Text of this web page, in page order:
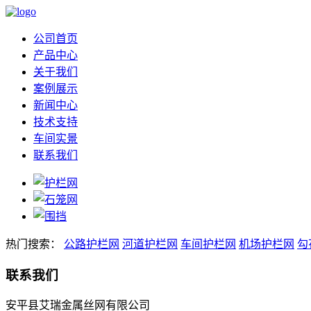
公司首页
产品中心
关于我们
案例展示
新闻中心
技术支持
车间实景
联系我们
热门搜索： 公路护栏网 河道护栏网 车间护栏网 机场护栏网 勾
联系我们
安平县艾瑞金属丝网有限公司